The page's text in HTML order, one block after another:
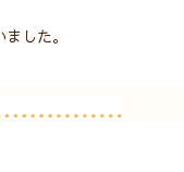
した。